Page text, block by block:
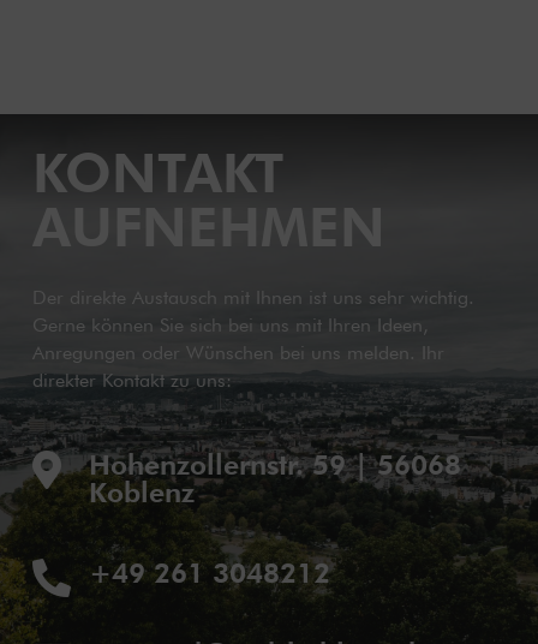
KONTAKT
AUFNEHMEN
Der direkte Austausch mit Ihnen ist uns sehr wichtig.
Gerne können Sie sich bei uns mit Ihren Ideen,
Anregungen oder Wünschen bei uns melden. Ihr
direkter Kontakt zu uns:

Hohenzollernstr. 59 | 56068
Koblenz
 +49 261 3048212